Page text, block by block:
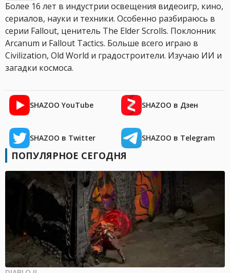
Более 16 лет в индустрии освещения видеоигр, кино,
сериалов, науки и техники. Особенно разбираюсь в
серии Fallout, ценитель The Elder Scrolls. Поклонник
Arcanum и Fallout Tactics. Больше всего играю в
Civilization, Old World и градостроители. Изучаю ИИ и
загадки космоса.
SHAZOO YouTube SHAZOO в Дзен
SHAZOO в Twitter SHAZOO в Telegram
ПОПУЛЯРНОЕ СЕГОДНЯ